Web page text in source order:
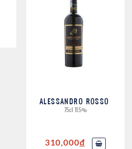
ALESSANDRO ROSSO
75cl 11.5%
310,000đ